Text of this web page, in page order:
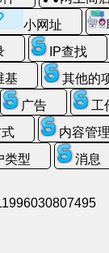
小网址
IP查找
基
其他的
广告 工
内容管
类型 消息